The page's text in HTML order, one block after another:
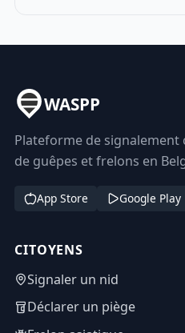
WASPP
Plateforme de
de guêpes et frelons en
App Store Google Play
CITOYENS
Signaler un nid
Déclarer un piège